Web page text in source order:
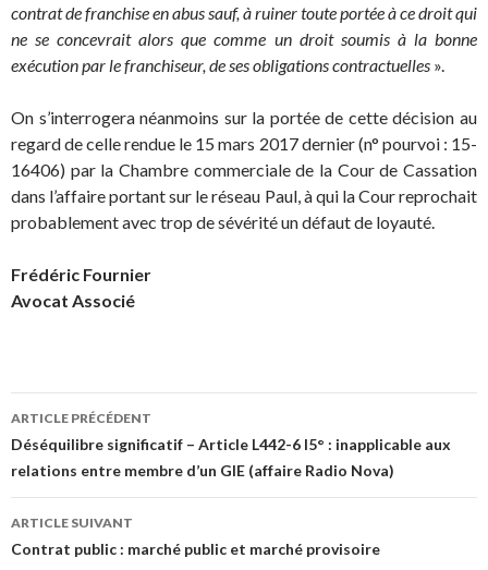
contrat de franchise en abus sauf, à ruiner toute portée à ce droit qui
ne se concevrait alors que comme un droit soumis à la bonne
exécution par le franchiseur, de ses obligations contractuelles ».
On s’interrogera néanmoins sur la portée de cette décision au
regard de celle rendue le 15 mars 2017 dernier (n° pourvoi : 15-
16406) par la Chambre commerciale de la Cour de Cassation
dans l’affaire portant sur le réseau Paul, à qui la Cour reprochait
probablement avec trop de sévérité un défaut de loyauté.
Frédéric Fournier
Avocat Associé
Navigation
des
articles
ARTICLE PRÉCÉDENT
Déséquilibre significatif – Article L442-6 I5° : inapplicable aux
relations entre membre d’un GIE (affaire Radio Nova)
ARTICLE SUIVANT
Contrat public : marché public et marché provisoire